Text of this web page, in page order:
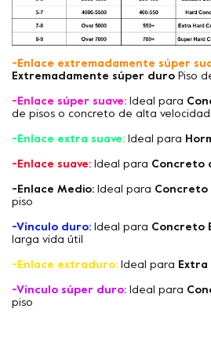
-Enlace extremadamente súper
Extremadamente súper duro Piso
-Enlace súper suave: Ideal para
de pisos o concreto de alta velocidad.
-Enlace extra suave: Ideal para
-Enlace suave: Ideal para Concreto
-Enlace Medio: Ideal para Concreto
piso
-Vínculo duro: Ideal para Concreto
larga vida útil
-Enlace extraduro: Ideal para Extra
-Vínculo súper duro: Ideal para
piso